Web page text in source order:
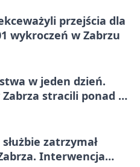
przejścia dla
wykroczeń w Zabrzu
w jeden dzień.
stracili ponad 6
zatrzymał
Interwencja